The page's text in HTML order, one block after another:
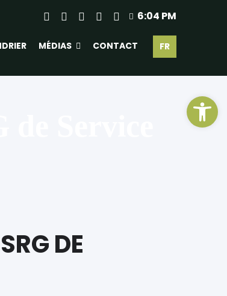
6:04 PM
MÉDIAS CONTACT FR
DE